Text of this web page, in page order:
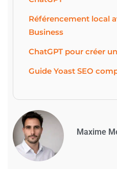
Référencement local
Business
ChatGPT pour créer
Guide Yoast SEO
Maxime